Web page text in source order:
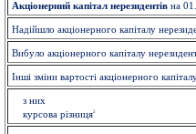
Акціонерний капітал нерезидентів на
Надійшло акціонерного капіталу
Вибуло акціонерного капіталу
Інші зміни вартості акціонерного
з них
курсова різниця2